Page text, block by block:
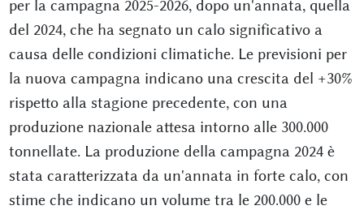
per la campagna 2025-2026, dopo un'annata, quella
del 2024, che ha segnato un calo significativo a
causa delle condizioni climatiche. Le previsioni per
la nuova campagna indicano una crescita del +30%
rispetto alla stagione precedente, con una
produzione nazionale attesa intorno alle 300.000
tonnellate. La produzione della campagna 2024 è
stata caratterizzata da un'annata in forte calo, con
stime che indicano un volume tra le 200.000 e le